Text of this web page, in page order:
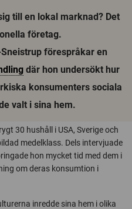
till en lokal marknad? Det
företag.
förespråkar en
där hon undersökt hur
konsumenters sociala
valt i sina hem.
30 hushåll i USA, Sverige och
medelklass. Dels intervjuade
hon mycket tid med dem i
om deras konsumtion i
inredde sina hem i olika